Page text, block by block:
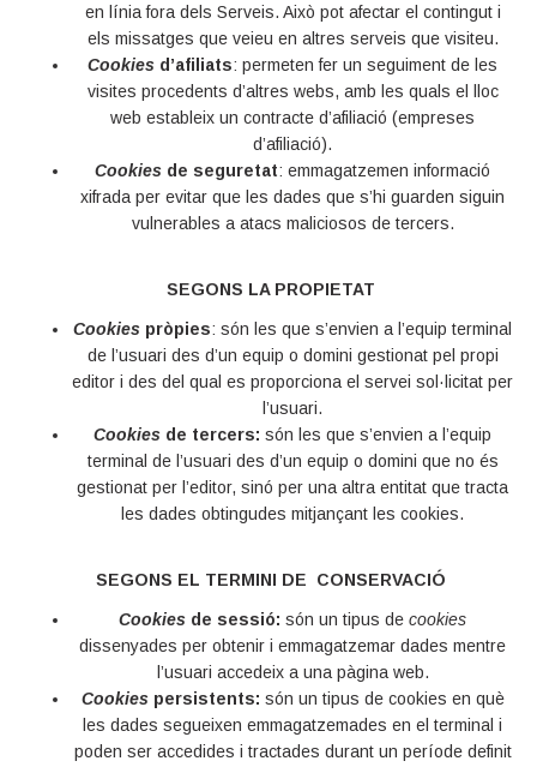
en línia fora dels Serveis. Això pot afectar el contingut i
els missatges que veieu en altres serveis que visiteu.
Cookies d’afiliats: permeten fer un seguiment de les
visites procedents d’altres webs, amb les quals el lloc
web estableix un contracte d’afiliació (empreses
d’afiliació).
Cookies de seguretat: emmagatzemen informació
xifrada per evitar que les dades que s’hi guarden siguin
vulnerables a atacs maliciosos de tercers.
SEGONS LA PROPIETAT
Cookies pròpies: són les que s’envien a l’equip terminal
de l’usuari des d’un equip o domini gestionat pel propi
editor i des del qual es proporciona el servei sol·licitat per
l’usuari.
Cookies de tercers: són les que s’envien a l’equip
terminal de l’usuari des d’un equip o domini que no és
gestionat per l’editor, sinó per una altra entitat que tracta
les dades obtingudes mitjançant les cookies.
SEGONS EL TERMINI DE CONSERVACIÓ
Cookies de sessió: són un tipus de cookies
dissenyades per obtenir i emmagatzemar dades mentre
l’usuari accedeix a una pàgina web.
Cookiespersistents: són un tipus de cookies en què
les dades segueixen emmagatzemades en el terminal i
poden ser accedides i tractades durant un període definit